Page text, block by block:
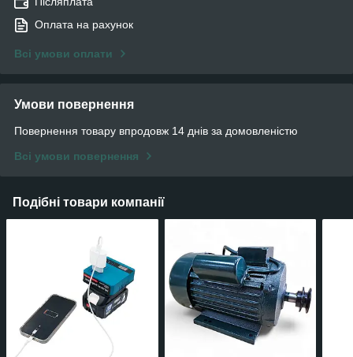
Оплата на рахунок
Всі умови оплати
Умови повернення
Повернення товару впродовж 14 днів за домовленістю
Всі умови повернення
Подібні товари компанії